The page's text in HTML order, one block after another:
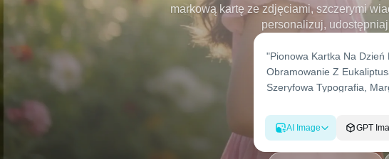
markową kartę ze zdjęciami, szczerymi
personalizuj,
AI Image GPT